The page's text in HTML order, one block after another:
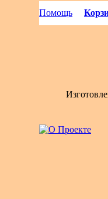
Помощь